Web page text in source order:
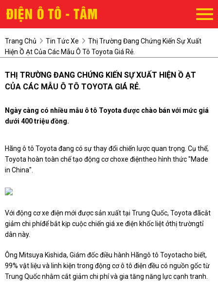
Trang Chủ Tin Tức Xe
Thị Trường Đang Chứng Kiến Sự Xuất
Hiện Ồ Ạt Của Các Mẫu Ô Tô Toyota Giá Rẻ.
THỊ TRƯỜNG ĐANG CHỨNG KIẾN SỰ XUẤT HIỆN Ồ ẠT
CỦA CÁC MẪU Ô TÔ TOYOTA GIÁ RẺ.
Ngày càng có nhiều mẫu ô tô Toyota được chào bán với mức giá
dưới 400 triệu đồng.
Hãng ô tô Toyota đang có sự thay đổi chiến lược quan trọng. Cụ thể,
Toyota hoàn toàn chế tạo động cơ choxe điệntheo hình thức "Made
in China".
Với động cơ xe điện mới được sản xuất tại Trung Quốc, Toyota đãcắt
giảm chi phíđể bắt kịp cuộc chiến giá xe điện khốc liệt ởthị trườngtỉ
dân này.
Ông Mitsuya Kishida, Giám đốc điều hành Hãngô tô Toyotacho biết,
99% vật liệu và linh kiện trong động cơ ô tô điện đều có nguồn gốc từ
Trung Quốc nhằm cắt giảm chi phí và gia tăng năng lực cạnh tranh.